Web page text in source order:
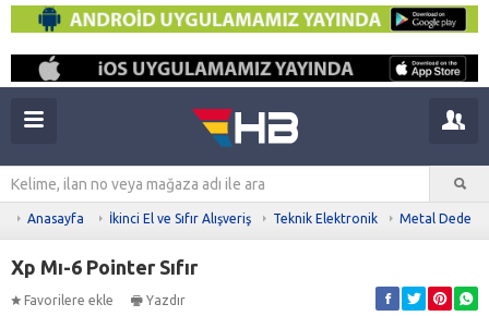
Anasayfa İkinci El ve Sıfır Alışveriş Teknik Elektronik Metal
Xp Mı-6 Pointer Sıfır
Favorilere ekle Yazdır